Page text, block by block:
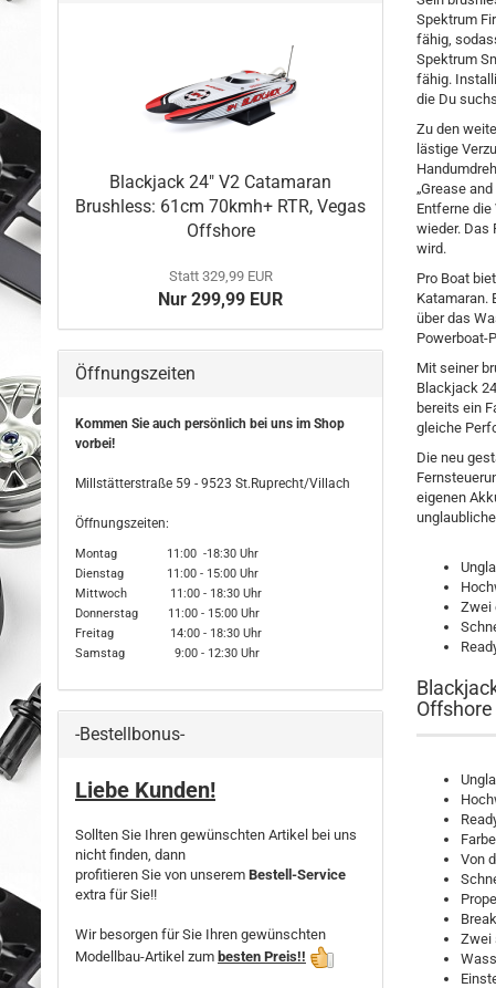
Spektrum
fähig,
Spektrum
fähig.
die Du
Zu den
lästige
„Grease
Entferne
wieder. Das
wird.
Pro Boat
Katamaran.
über das
Powerboat-
Mit seiner
Blackjack
bereits ein
gleiche
Die neu
eigenen
Zwei
Von
Zwei
Blackjack 24" V2 Catamaran
Brushless: 61cm 70kmh+ RTR, Vegas
Offshore
Statt 329,99 EUR
Nur 299,99 EUR
Öffnungszeiten
Kommen Sie auch persönlich bei uns im Shop
vorbei!
Millstätterstraße 59 - 9523 St.Ruprecht/Villach
Öffnungszeiten:
Montag 11:00 -18:30 Uhr
Dienstag 11:00 - 15:00 Uhr
Mittwoch 11:00 - 18:30 Uhr
Donnerstag 11:00 - 15:00 Uhr
Freitag 14:00 - 18:30 Uhr
Samstag 9:00 - 12:30 Uhr
-Bestellbonus-
Liebe Kunden!
Sollten Sie Ihren gewünschten Artikel bei uns
nicht finden, dann
profitieren Sie von unserem Bestell-Service
extra für Sie!!
Wir besorgen für Sie Ihren gewünschten
Modellbau-Artikel zum besten Preis!!